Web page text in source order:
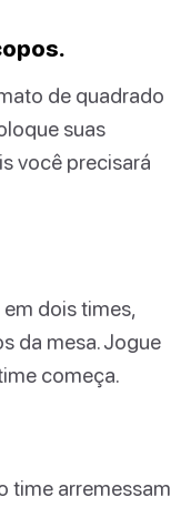
de quadrado
suas
você precisará
dois times,
da mesa. Jogue
começa.
time arremessam